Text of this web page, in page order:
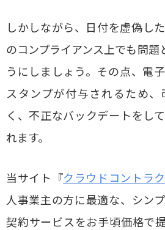
しかしながら、日付を虚偽し
のコンプライアンス上でも問題
うにしましょう。その点、電
スタンプが付与されるため
く、不正なバックデートをし
れます。
当サイト『クラウドコントラ
人事業主の方に最適な、シン
契約サービスをお手頃価格で